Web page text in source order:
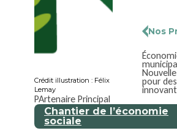
Crédit illustration : Félix
Lemay
Nos
pour
PArtenaire Principal
Chantier de l’économie
sociale